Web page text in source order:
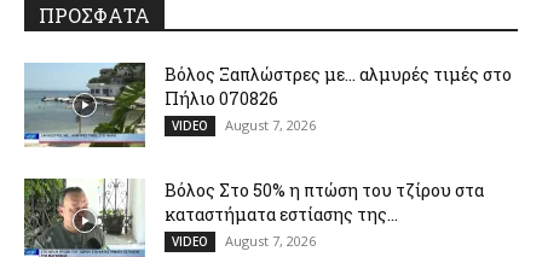
ΠΡΟΣΦΑΤΑ
Βόλος Ξαπλώστρες με… αλμυρές τιμές στο
Πήλιο 070826
VIDEO August 7, 2026
Βόλος Στο 50% η πτώση του τζίρου στα
καταστήματα εστίασης της...
VIDEO August 7, 2026